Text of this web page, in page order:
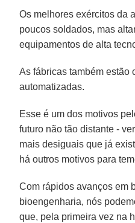
Os melhores exércitos da
poucos soldados, mas
equipamentos de alta
As fábricas também estão
automatizadas.
Esse é um dos motivos
futuro não tão distante -
mais desiguais que já
há outros motivos para
Com rápidos avanços em
bioengenharia, nós
que, pela primeira vez na